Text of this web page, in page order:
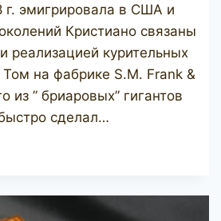
г. эмигрировала в США и
Кристиано связаны
реализацией курительных
на фабрике S.M. Frank &
из ” бриаровых” гигантов
сделал…